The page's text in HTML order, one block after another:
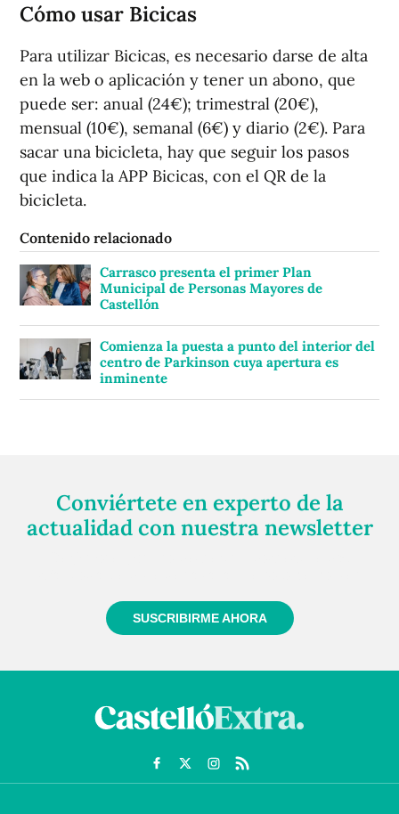
Cómo usar Bicicas
Para utilizar Bicicas, es necesario darse de alta
en la web o aplicación y tener un abono, que
puede ser: anual (24€); trimestral (20€),
mensual (10€), semanal (6€) y diario (2€). Para
sacar una bicicleta, hay que seguir los pasos
que indica la APP Bicicas, con el QR de la
bicicleta.
Contenido relacionado
Carrasco presenta el primer Plan
Municipal de Personas Mayores de
Castellón
Comienza la puesta a punto del interior del
centro de Parkinson cuya apertura es
inminente
Conviértete en experto de la
actualidad con nuestra newsletter
SUSCRIBIRME AHORA